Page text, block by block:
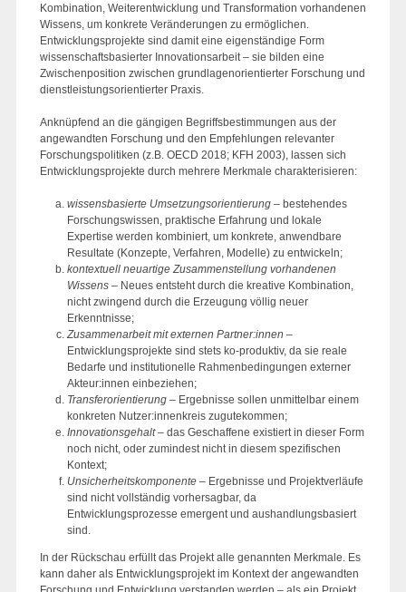
Kombination, Weiterentwicklung und Transformation vorhandenen
Wissens, um konkrete Veränderungen zu ermöglichen.
Entwicklungsprojekte sind damit eine eigenständige Form
wissenschaftsbasierter Innovationsarbeit – sie bilden eine
Zwischenposition zwischen grundlagenorientierter Forschung und
dienstleistungsorientierter Praxis.
Anknüpfend an die gängigen Begriffsbestimmungen aus der
angewandten Forschung und den Empfehlungen relevanter
Forschungspolitiken (z.B. OECD 2018; KFH 2003), lassen sich
Entwicklungsprojekte durch mehrere Merkmale charakterisieren:
wissensbasierte Umsetzungsorientierung – bestehendes
Forschungswissen, praktische Erfahrung und lokale
Expertise werden kombiniert, um konkrete, anwendbare
Resultate (Konzepte, Verfahren, Modelle) zu entwickeln;
kontextuell neuartige Zusammenstellung vorhandenen
Wissens – Neues entsteht durch die kreative Kombination,
nicht zwingend durch die Erzeugung völlig neuer
Erkenntnisse;
Zusammenarbeit mit externen Partner:innen –
Entwicklungsprojekte sind stets ko-produktiv, da sie reale
Bedarfe und institutionelle Rahmenbedingungen externer
Akteur:innen einbeziehen;
Transferorientierung – Ergebnisse sollen unmittelbar einem
konkreten Nutzer:innenkreis zugutekommen;
Innovationsgehalt– das Geschaffene existiert in dieser Form
noch nicht, oder zumindest nicht in diesem spezifischen
Kontext;
Unsicherheitskomponente – Ergebnisse und Projektverläufe
sind nicht vollständig vorhersagbar, da
Entwicklungsprozesse emergent und aushandlungsbasiert
sind.
In der Rückschau erfüllt das Projekt alle genannten Merkmale. Es
kann daher als Entwicklungsprojekt im Kontext der angewandten